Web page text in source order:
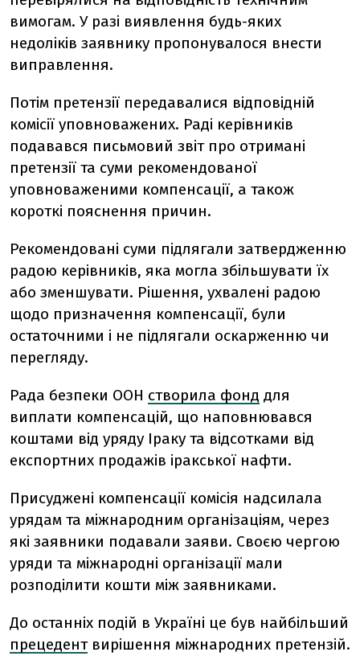
вимогам. У разі виявлення будь-яких
недоліків заявнику пропонувалося внести
виправлення.
Потім претензії передавалися відповідній
комісії уповноважених. Раді керівників
подавався письмовий звіт про отримані
претензії та суми рекомендованої
уповноваженими компенсації, а також
короткі пояснення причин.
Рекомендовані суми підлягали затвердженню
радою керівників, яка могла збільшувати їх
або зменшувати. Рішення, ухвалені радою
щодо призначення компенсації, були
остаточними і не підлягали оскарженню чи
перегляду.
Рада безпеки ООН створила фонд для
виплати компенсацій, що наповнювався
коштами від уряду Іраку та відсотками від
експортних продажів іракської нафти.
Присуджені компенсації комісія надсилала
урядам та міжнародним організаціям, через
які заявники подавали заяви. Своєю чергою
уряди та міжнародні організації мали
розподілити кошти між заявниками.
До останніх подій в Україні це був найбільший
прецедентвирішення міжнародних претензій.